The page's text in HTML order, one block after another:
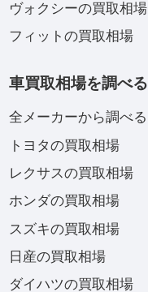
ヴォクシーの買取相場
フィットの買取相場
車買取相場を調べる
全メーカーから調べる
トヨタの買取相場
レクサスの買取相場
ホンダの買取相場
スズキの買取相場
日産の買取相場
ダイハツの買取相場